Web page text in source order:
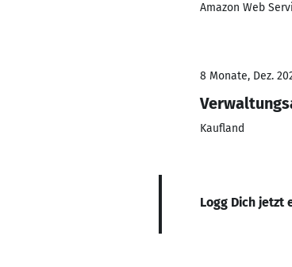
Amazon Web
8 Monate, Dez.
Kaufland
Logg Dich jetzt